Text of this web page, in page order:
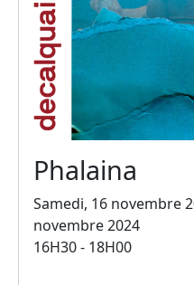
Phalaina
Samedi, 16 novembre
novembre 2024
16H30 - 18H00